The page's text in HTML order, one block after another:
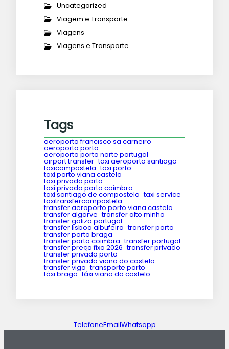
Uncategorized
Viagem e Transporte
Viagens
Viagens e Transporte
Tags
aeroporto francisco sa carneiro
aeroporto porto
aeroporto porto norte portugal
airport transfer taxi aeroporto santiago
taxicompostela taxi porto
taxi porto viana castelo
taxi privado porto
taxi privado porto coimbra
taxi santiago de compostela taxi service
taxitransfercompostela
transfer aeroporto porto viana castelo
transfer algarve transfer alto minho
transfer galiza portugal
transfer lisboa albufeira transfer porto
transfer porto braga
transfer porto coimbra transfer portugal
transfer preço fixo 2026 transfer privado
transfer privado porto
transfer privado viana do castelo
transfer vigo transporte porto
táxi braga táxi viana do castelo
TelefoneEmailWhatsapp